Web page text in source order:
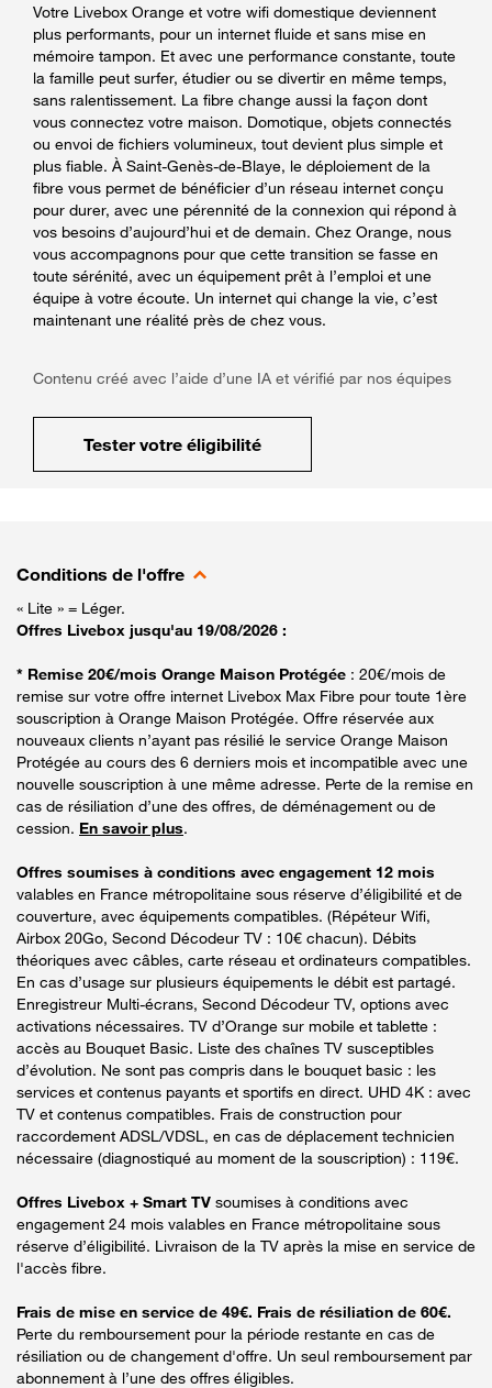
Votre Livebox Orange et votre wifi domestique deviennent
plus performants, pour un internet fluide et sans mise en
mémoire tampon. Et avec une performance constante, toute
la famille peut surfer, étudier ou se divertir en même temps,
sans ralentissement. La fibre change aussi la façon dont
vous connectez votre maison. Domotique, objets connectés
ou envoi de fichiers volumineux, tout devient plus simple et
plus fiable. À Saint-Genès-de-Blaye, le déploiement de la
fibre vous permet de bénéficier d’un réseau internet conçu
pour durer, avec une pérennité de la connexion qui répond à
vos besoins d’aujourd’hui et de demain. Chez Orange, nous
vous accompagnons pour que cette transition se fasse en
toute sérénité, avec un équipement prêt à l’emploi et une
équipe à votre écoute. Un internet qui change la vie, c’est
maintenant une réalité près de chez vous.
Contenu créé avec l’aide d’une IA et vérifié par nos équipes
Tester votre éligibilité
Conditions de l'offre
« Lite » = Léger.
Offres Livebox jusqu'au 19/08/2026 :
* Remise 20€/mois Orange Maison Protégée : 20€/mois de
remise sur votre offre internet Livebox Max Fibre pour toute 1ère
souscription à Orange Maison Protégée. Offre réservée aux
nouveaux clients n’ayant pas résilié le service Orange Maison
Protégée au cours des 6 derniers mois et incompatible avec une
nouvelle souscription à une même adresse. Perte de la remise en
cas de résiliation d’une des offres, de déménagement ou de
cession. En savoir plus.
Offres soumises à conditions avec engagement 12 mois
valables en France métropolitaine sous réserve d’éligibilité et de
couverture, avec équipements compatibles. (Répéteur Wifi,
Airbox 20Go, Second Décodeur TV : 10€ chacun). Débits
théoriques avec câbles, carte réseau et ordinateurs compatibles.
En cas d’usage sur plusieurs équipements le débit est partagé.
Enregistreur Multi-écrans, Second Décodeur TV, options avec
activations nécessaires. TV d’Orange sur mobile et tablette :
accès au Bouquet Basic. Liste des chaînes TV susceptibles
d’évolution. Ne sont pas compris dans le bouquet basic : les
services et contenus payants et sportifs en direct. UHD 4K : avec
TV et contenus compatibles. Frais de construction pour
raccordement ADSL/VDSL, en cas de déplacement technicien
nécessaire (diagnostiqué au moment de la souscription) : 119€.
Offres Livebox + Smart TV soumises à conditions avec
engagement 24 mois valables en France métropolitaine sous
réserve d’éligibilité. Livraison de la TV après la mise en service de
l'accès fibre.
Frais de mise en service de 49€. Frais de résiliation de 60€.
Perte du remboursement pour la période restante en cas de
résiliation ou de changement d'offre. Un seul remboursement par
abonnement à l’une des offres éligibles.